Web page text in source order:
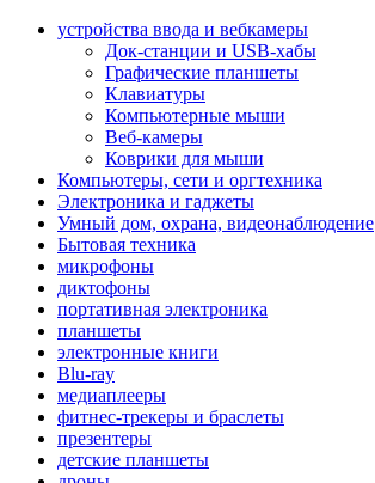
устройства ввода и вебкамеры
Док-станции и USB-хабы
Графические планшеты
Клавиатуры
Компьютерные мыши
Веб-камеры
Коврики для мыши
Компьютеры, сети и оргтехника
Электроника и гаджеты
Умный дом, охрана, видеонаблюдение
Бытовая техника
микрофоны
диктофоны
портативная электроника
планшеты
электронные книги
Blu-ray
медиаплееры
фитнес-трекеры и браслеты
презентеры
детские планшеты